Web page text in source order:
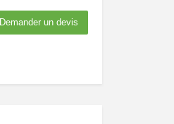
Demander un devis